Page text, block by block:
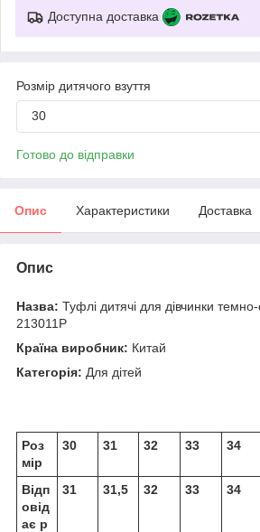
Доступна доставка
Розмір дитячого взуття
30
Готово до відправки
Опис Характеристики Доставка
Опис
Назва: Туфлі дитячі для дівчинки
213011P
Країна виробник: Китай
Категорія: Для дітей
Роз
мір
30 31 32 33 34
Відп
овід
ає р
31 31,5 32 33 34